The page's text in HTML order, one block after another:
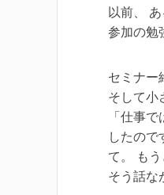
以前、
参加の勉
セミナー
そして小
「仕事
したので
て。 も
そう話な